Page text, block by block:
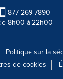
877-269-7890
8h00 à 22h00
Politique sur la
de cookies